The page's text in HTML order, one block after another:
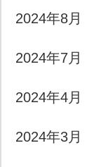
2024年8月
2024年7月
2024年4月
2024年3月